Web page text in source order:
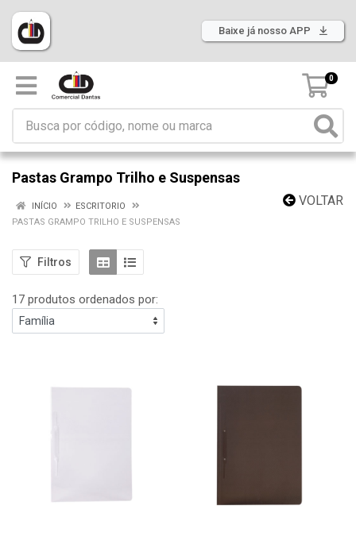
Baixe já nosso APP
0
Pastas Grampo Trilho e Suspensas
VOLTAR
INÍCIO
ESCRITORIO
PASTAS GRAMPO TRILHO E SUSPENSAS
Filtros
17 produtos ordenados por: